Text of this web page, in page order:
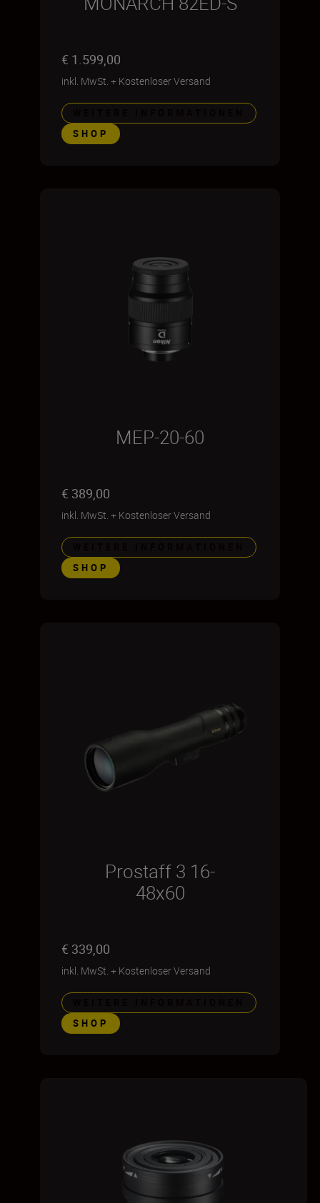
€ 1.599,00
inkl. MwSt. + Kostenloser Versand
SHOP
MEP-20-60
€ 389,00
inkl. MwSt. + Kostenloser Versand
SHOP
Prostaff 3 16-
48x60
€ 339,00
inkl. MwSt. + Kostenloser Versand
SHOP